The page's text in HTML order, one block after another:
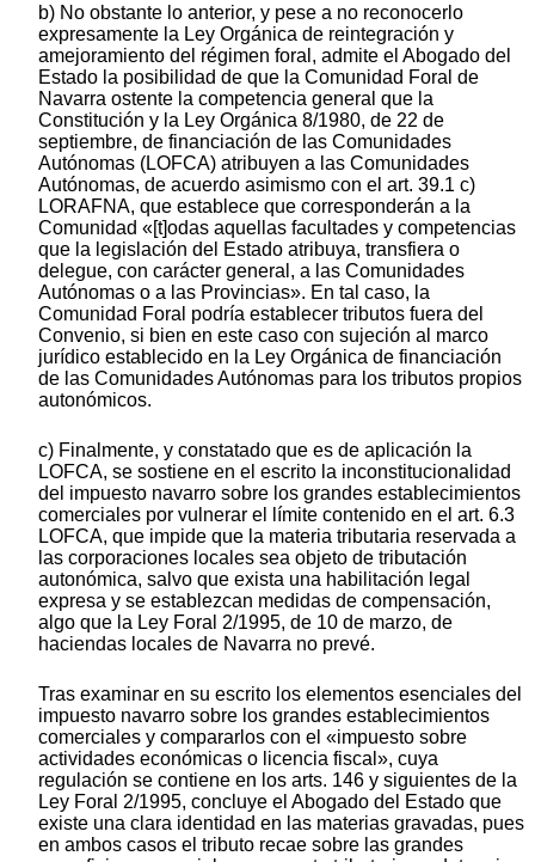
b) No obstante lo anterior, y pese a no reconocerlo
expresamente la Ley Orgánica de reintegración y
amejoramiento del régimen foral, admite el Abogado del
Estado la posibilidad de que la Comunidad Foral de
Navarra ostente la competencia general que la
Constitución y la Ley Orgánica 8/1980, de 22 de
septiembre, de financiación de las Comunidades
Autónomas (LOFCA) atribuyen a las Comunidades
Autónomas, de acuerdo asimismo con el art. 39.1 c)
LORAFNA, que establece que corresponderán a la
Comunidad «[t]odas aquellas facultades y competencias
que la legislación del Estado atribuya, transfiera o
delegue, con carácter general, a las Comunidades
Autónomas o a las Provincias». En tal caso, la
Comunidad Foral podría establecer tributos fuera del
Convenio, si bien en este caso con sujeción al marco
jurídico establecido en la Ley Orgánica de financiación
de las Comunidades Autónomas para los tributos propios
autonómicos.
c) Finalmente, y constatado que es de aplicación la
LOFCA, se sostiene en el escrito la inconstitucionalidad
del impuesto navarro sobre los grandes establecimientos
comerciales por vulnerar el límite contenido en el art. 6.3
LOFCA, que impide que la materia tributaria reservada a
las corporaciones locales sea objeto de tributación
autonómica, salvo que exista una habilitación legal
expresa y se establezcan medidas de compensación,
algo que la Ley Foral 2/1995, de 10 de marzo, de
haciendas locales de Navarra no prevé.
Tras examinar en su escrito los elementos esenciales del
impuesto navarro sobre los grandes establecimientos
comerciales y compararlos con el «impuesto sobre
actividades económicas o licencia fiscal», cuya
regulación se contiene en los arts. 146 y siguientes de la
Ley Foral 2/1995, concluye el Abogado del Estado que
existe una clara identidad en las materias gravadas, pues
en ambos casos el tributo recae sobre las grandes